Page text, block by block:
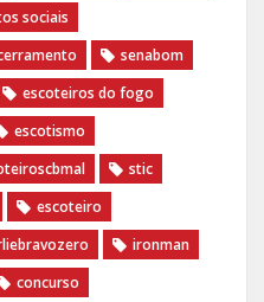
sociais
senabom
escoteiros do fogo
escotismo
stic
escoteiro
ironman
concurso